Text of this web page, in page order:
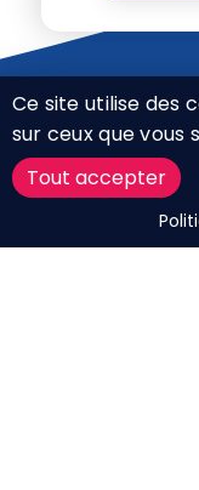
Ce site utilise des
sur ceux que vous
Tout accepter